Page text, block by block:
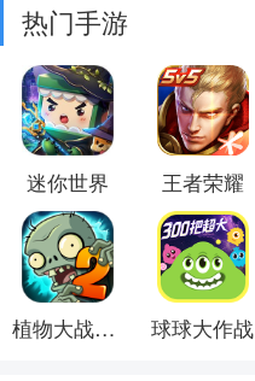
热门手游
迷你世界 王者荣耀
植物大战僵尸2 球球大作战